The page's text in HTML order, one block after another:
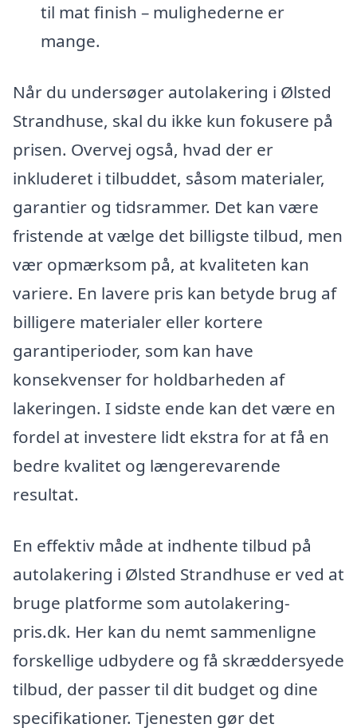
til mat finish – mulighederne er
mange.
Når du undersøger autolakering i Ølsted
Strandhuse, skal du ikke kun fokusere på
prisen. Overvej også, hvad der er
inkluderet i tilbuddet, såsom materialer,
garantier og tidsrammer. Det kan være
fristende at vælge det billigste tilbud, men
vær opmærksom på, at kvaliteten kan
variere. En lavere pris kan betyde brug af
billigere materialer eller kortere
garantiperioder, som kan have
konsekvenser for holdbarheden af
lakeringen. I sidste ende kan det være en
fordel at investere lidt ekstra for at få en
bedre kvalitet og længerevarende
resultat.
En effektiv måde at indhente tilbud på
autolakering i Ølsted Strandhuse er ved at
bruge platforme som autolakering-
pris.dk. Her kan du nemt sammenligne
forskellige udbydere og få skræddersyede
tilbud, der passer til dit budget og dine
specifikationer. Tjenesten gør det